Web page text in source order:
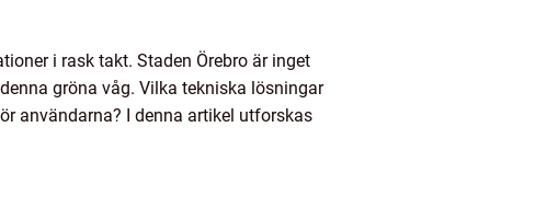
i rask takt. Staden Örebro är inget
gröna våg. Vilka tekniska lösningar
användarna? I denna artikel utforskas